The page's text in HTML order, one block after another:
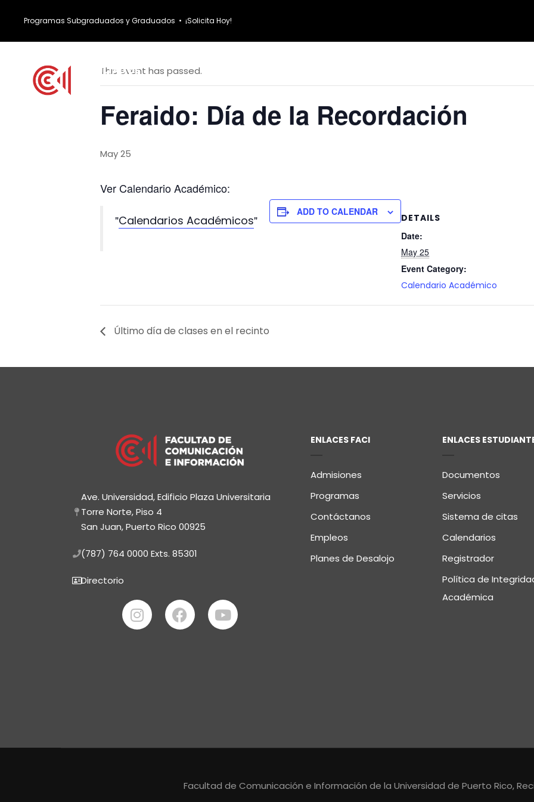
Programas Subgraduados y Graduados • ¡Solicita Hoy!
This event has passed.
Feraido: Día de la Recordación
May 25
Ver Calendario Académico:
Calendarios Académicos
ADD TO CALENDAR
DETAILS
Date:
May 25
Event Category:
Calendario Académico
Último día de clases en el recinto
Ave. Universidad, Edificio Plaza Universitaria
Torre Norte, Piso 4
San Juan, Puerto Rico 00925
(787) 764 0000 Exts. 85301
Directorio
ENLACES FACI
Admisiones
Programas
Contáctanos
Empleos
Planes de Desalojo
ENLACES
Documentos
Servicios
Sistema de citas
Calendarios
Registrador
Política de
Académica
Facultad de Comunicación e Información de la Universidad de Puerto Rico,